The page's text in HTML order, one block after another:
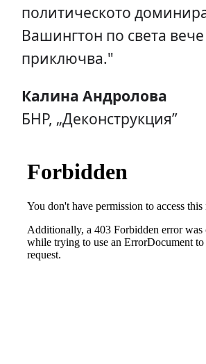
политическото
Вашингтон по света вече
приключва."
Калина Андролова
БНР, „Деконструкция”